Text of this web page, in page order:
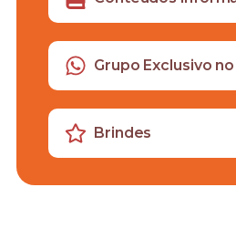
Grupo Exclusivo
Brindes